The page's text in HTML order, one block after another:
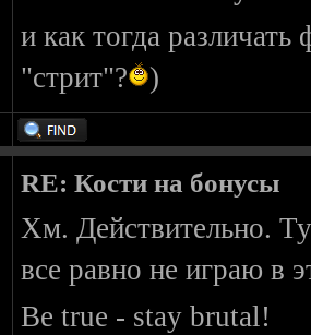
и как тогда
"стрит"?
)
RE: Кости на бонусы
Хм. Действительно.
все равно не играю в
Be true - stay brutal!